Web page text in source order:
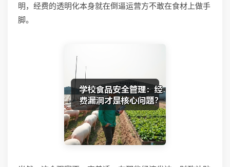
明，经费的透明化本身就在倒逼运营方不敢在食材上做手
脚。